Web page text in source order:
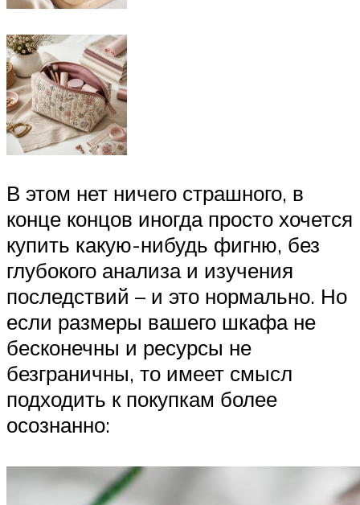
В этом нет ничего страшного, в
конце концов иногда просто хочется
купить какую-нибудь фигню, без
глубокого анализа и изучения
последствий – и это нормально. Но
если размеры вашего шкафа не
бесконечны и ресурсы не
безграничны, то имеет смысл
подходить к покупкам более
осознанно: